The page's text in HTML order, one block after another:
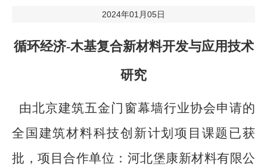
2024年01月05日
循环经济-木基复合新材料开发与应用技术
研究
由北京建筑五金门窗幕墙行业协会申请的
全国建筑材料科技创新计划项目课题已获
批，项目合作单位：河北堡康新材料有限公